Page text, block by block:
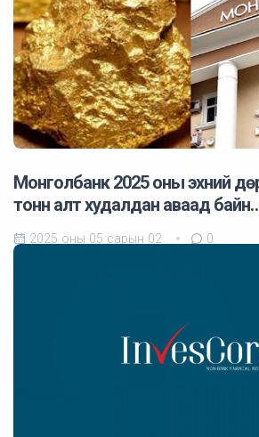
Монголбанк 2025 оны эхний
тонн алт худалдан аваад
2025 оны 05 сарын 02 0